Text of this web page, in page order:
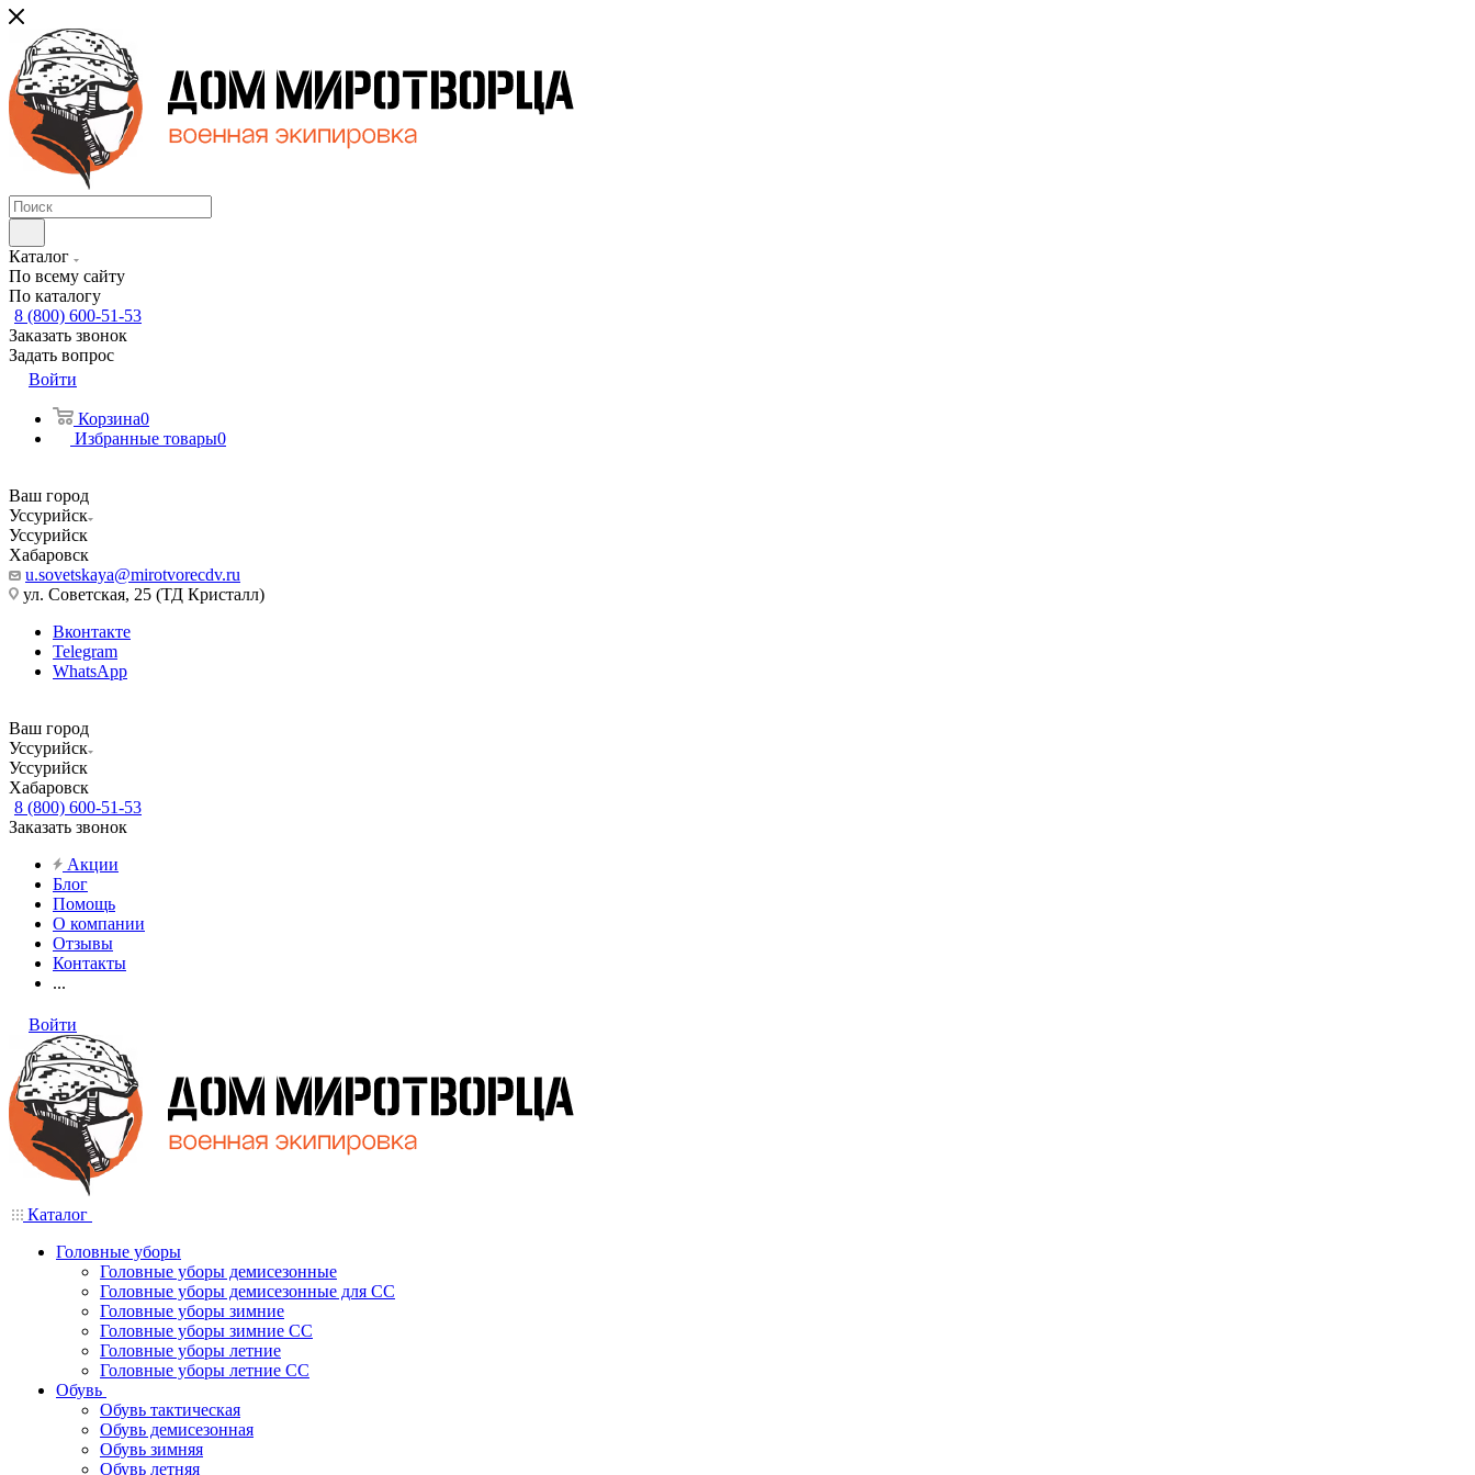
Каталог
По всему сайту
По каталогу
8 (800) 600-51-53
Заказать звонок
Задать вопрос
Войти
Корзина0
Избранные товары0
Ваш город
Уссурийск
Уссурийск
Хабаровск
u.sovetskaya@mirotvorecdv.ru
ул. Советская, 25 (ТД Кристалл)
Вконтакте
Telegram
WhatsApp
Ваш город
Уссурийск
Уссурийск
Хабаровск
8 (800) 600-51-53
Заказать звонок
Акции
Блог
Помощь
О компании
Отзывы
Контакты
...
Войти
Каталог
Головные уборы
Головные уборы демисезонные
Головные уборы демисезонные для СС
Головные уборы зимние
Головные уборы зимние СС
Головные уборы летние
Головные уборы летние СС
Обувь
Обувь тактическая
Обувь демисезонная
Обувь зимняя
Обувь летняя